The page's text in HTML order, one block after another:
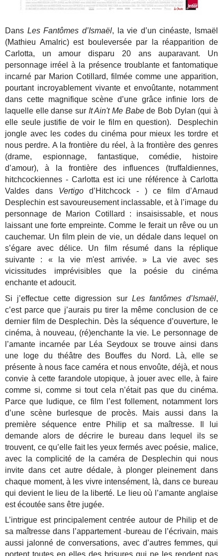
Dans Les Fantômes d’Ismaël, la vie d’un cinéaste, Ismaël
(Mathieu Amalric) est bouleversée par la réapparition de
Carlotta, un amour disparu 20 ans auparavant. Un
personnage irréel à la présence troublante et fantomatique
incarné par Marion Cotillard, filmée comme une apparition,
pourtant incroyablement vivante et envoûtante, notamment
dans cette magnifique scène d’une grâce infinie lors de
laquelle elle danse sur It Ain't Me Babede Bob Dylan (qui à
elle seule justifie de voir le film en question). Desplechin
jongle avec les codes du cinéma pour mieux les tordre et
nous perdre. A la frontière du réel, à la frontière des genres
(drame, espionnage, fantastique, comédie, histoire
d’amour), à la frontière des influences (truffaldiennes,
hitchcockiennes - Carlotta est ici une référence à Carlotta
Valdes dans Vertigod’Hitchcock - ) ce film d’Arnaud
Desplechin est savoureusement inclassable, et à l’image du
personnage de Marion Cotillard : insaisissable, et nous
laissant une forte empreinte. Comme le ferait un rêve ou un
cauchemar. Un film plein de vie, un dédale dans lequel on
s’égare avec délice. Un film résumé dans la réplique
suivante : « la vie m'est arrivée. » La vie avec ses
vicissitudes imprévisibles que la poésie du cinéma
enchante et adoucit.
Si j’effectue cette digression sur Les fantômes d’Ismaël,
c’est parce que j’aurais pu tirer la même conclusion de ce
dernier film de Desplechin. Dès la séquence d’ouverture, le
cinéma, à nouveau, (ré)enchante la vie. Le personnage de
l’amante incarnée par Léa Seydoux se trouve ainsi dans
une loge du théâtre des Bouffes du Nord. Là, elle se
présente à nous face caméra et nous envoûte, déjà, et nous
convie à cette farandole utopique, à jouer avec elle, à faire
comme si, comme si tout cela n’était pas que du cinéma.
Parce que ludique, ce film l’est follement, notamment lors
d’une scène burlesque de procès. Mais aussi dans la
première séquence entre Philip et sa maîtresse. Il lui
demande alors de décrire le bureau dans lequel ils se
trouvent, ce qu’elle fait les yeux fermés avec poésie, malice,
avec la complicité de la caméra de Desplechin qui nous
invite dans cet autre dédale, à plonger pleinement dans
chaque moment, à les vivre intensément, là, dans ce bureau
qui devient le lieu de la liberté. Le lieu où l’amante anglaise
est écoutée sans être jugée.
L’intrigue est principalement centrée autour de Philip et de
sa maîtresse dans l’appartement -bureau de l’écrivain, mais
aussi jalonné de conversations, avec d’autres femmes, qui
portent toutes en elles des brisures qui ne les rendent pas